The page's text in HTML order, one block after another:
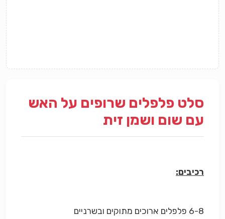
סלט פלפלים שרופים על האש
עם שום ושמן זית
רכיבים:
6-8 פלפלים ארוכים מתוקים ובשרניים